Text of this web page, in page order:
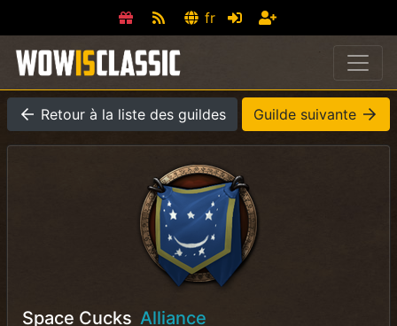
fr
Retour à la liste des guildes Guilde suivante
Space Cucks Alliance